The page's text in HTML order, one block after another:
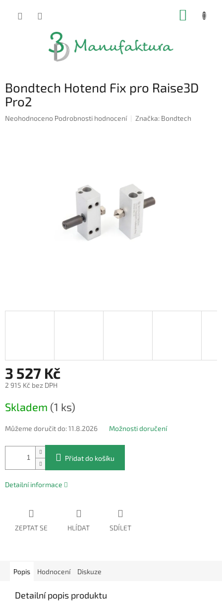
Bondtech Hotend Fix pro Raise3D
Pro2
Průměrné
Neohodnoceno Podrobnosti hodnocení Značka: Bondtech
3 527 Kč
2 915 Kč bez DPH
cena:
Skladem (1 ks)
Můžeme doručit do:11.8.2026 Možnosti doručení
Přidat do košíku
Detailní informace
ZEPTAT SE HLÍDAT SDÍLET
Popis Hodnocení Diskuze
Detailní popis produktu